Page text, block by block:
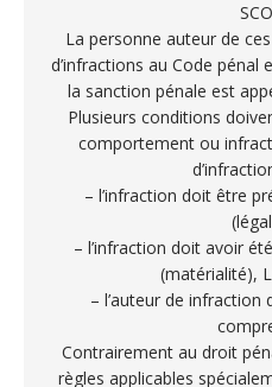
La personne auteur de
d’infractions au Code pénal
la sanction pénale est
Plusieurs conditions
comportement ou
– l’infraction doit être
– l’infraction doit avoir
(matérialité),
– l’auteur de
Contrairement au droit
règles applicables